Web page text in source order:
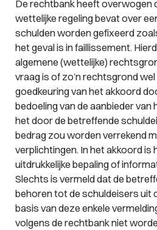
De rechtbank heeft overwogen
wettelijke regeling bevat over
schulden worden gefixeerd
het geval is in faillissement.
algemene (wettelijke)
vraag is of zo’n rechtsgrond
goedkeuring van het akkoord
bedoeling van de aanbieder
het door de betreffende
bedrag zou worden verrekend
verplichtingen. In het akkoord is
uitdrukkelijke bepaling of
Slechts is vermeld dat de
behoren tot de schuldeisers uit
basis van deze enkele
volgens de rechtbank niet